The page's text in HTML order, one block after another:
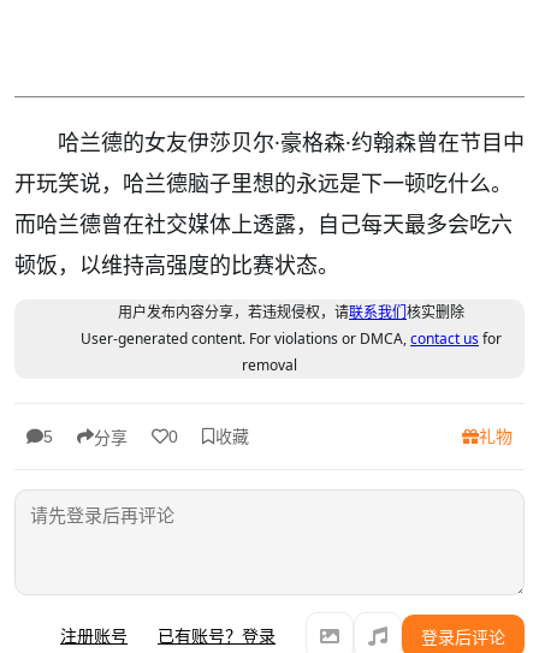
哈兰德的女友伊莎贝尔·豪格森·约翰森曾在节目中
开玩笑说，哈兰德脑子里想的永远是下一顿吃什么。
而哈兰德曾在社交媒体上透露，自己每天最多会吃六
顿饭，以维持高强度的比赛状态。
用户发布内容分享，若违规侵权，请联系我们核实删除
User-generated content. For violations or DMCA,contact usfor
removal
5 分享 0 收藏 礼物
注册账号 已有账号？登录 登录后评论